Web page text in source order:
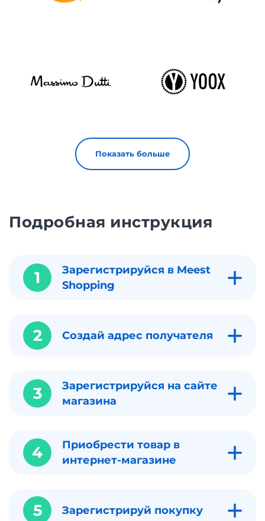
Показать больше
Подробная инструкция
1
Зарегистрируйся в Meest
Shopping
2 Создай адрес получателя
3
Зарегистрируйся на сайте
магазина
4
Приобрести товар в
интернет-магазине
5 Зарегистрируй покупку